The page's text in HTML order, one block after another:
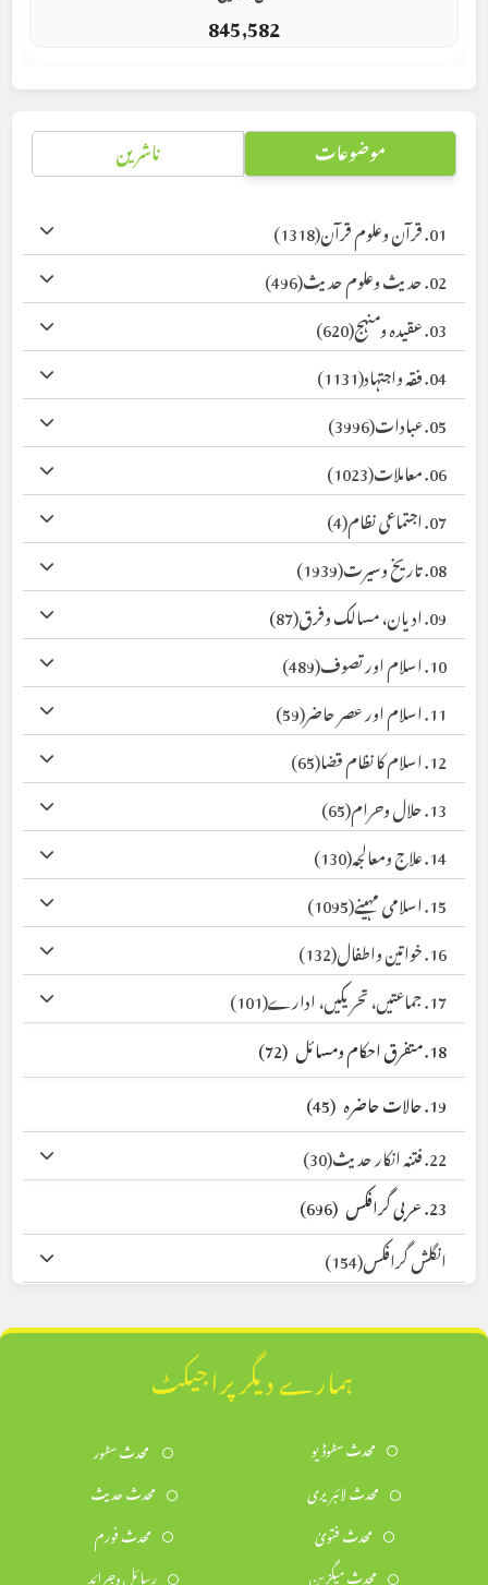
845,582
موضوعات ناشرین
01. قرآن وعلوم قرآن
(1318)
02. حدیث وعلوم حدیث
(496)
03. عقیدہ ومنہج
(620)
04. فقہ واجتہاد
(1131)
05. عبادات
(3996)
06. معاملات
(1023)
07. اجتماعی نظام
(4)
08. تاریخ وسیرت
(1939)
09. ادیان، مسالک وفرق
(87)
10. اسلام اور تصوف
(489)
11. اسلام اور عصر حاضر
(59)
12. اسلام کا نظام قضا
(65)
13. حلال وحرام
(65)
14. علاج ومعالجہ
(130)
15. اسلامی مہینے
(1095)
16. خواتین واطفال
(132)
17. جماعتیں، تحریکیں، ادارے
(101)
18. متفرق احکام ومسائل
(72)
19. حالات حاضرہ
(45)
22. فتنہ انکار حدیث
(30)
23. عربی گرافکس
(696)
انگلش گرافکس(154)
ہمارے دیگر پراجیکٹ
محدث سٹوڈیو
محدث سٹور
محدث لائبریری
محدث حدیث
محدث فتویٰ
محدث فورم
محدث میگزین
رسائل وجرائد